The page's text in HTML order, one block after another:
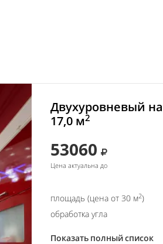
Двухуровневый
17,0 м2
53060
Цена актуальна до
площадь (цена от 30 м2)
обработка угла
Показать полный список